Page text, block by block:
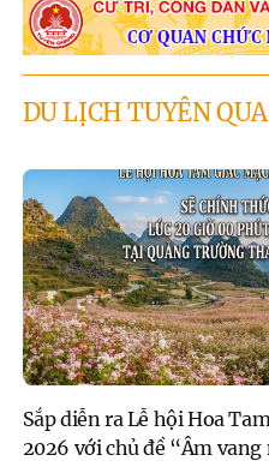
DU LỊCH TUYÊN
Sắp diễn ra Lễ hội Hoa
2026 với chủ đề “Âm vang